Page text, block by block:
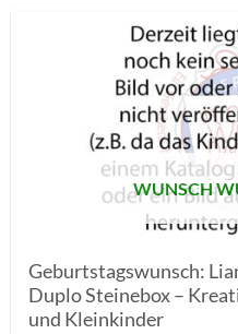
WUNSCH
Geburtstagswunsch:
Duplo Steinebox –
und Kleinkinder